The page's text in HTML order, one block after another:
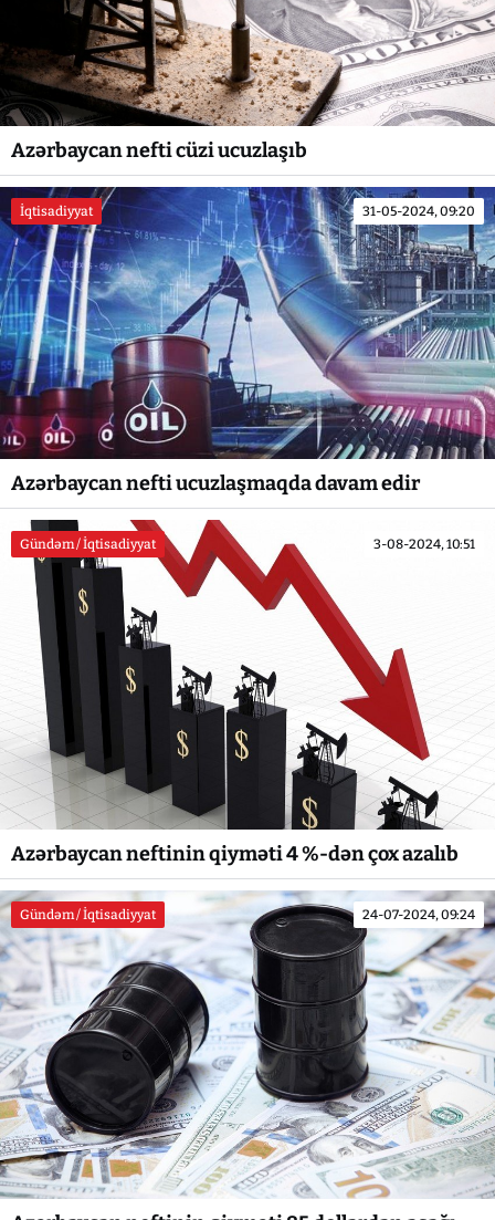
Azərbaycan nefti cüzi ucuzlaşıb
İqtisadiyyat 31-05-2024, 09:20
Azərbaycan nefti ucuzlaşmaqda davam edir
Gündəm / İqtisadiyyat 3-08-2024, 10:51
Azərbaycan neftinin qiyməti 4 %-dən çox azalıb
Gündəm / İqtisadiyyat 24-07-2024, 09:24